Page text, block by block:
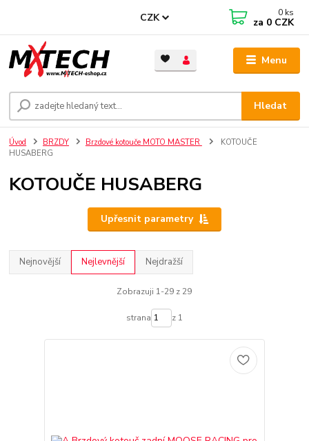
Menu
CZK
Hledat
0 ks
za 0 CZK
Úvod BRZDY Brzdové kotouče MOTO MASTER
KOTOUČE
HUSABERG
KOTOUČE HUSABERG
Upřesnit parametry
Nejnovější Nejlevnější Nejdražší
Zobrazuji 1-29 z 29
strana z 1